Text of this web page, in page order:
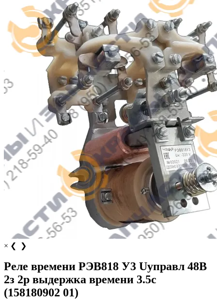
× ❮ ❯
Реле времени РЭВ818 У3 Uуправл 48В
2з 2р выдержка времени 3.5с
(158180902 01)